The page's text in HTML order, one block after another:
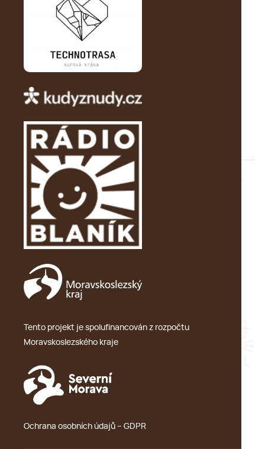
Tento projekt je spolufinancován z rozpočtu
Moravskoslezského kraje
Ochrana osobních údajů – GDPR